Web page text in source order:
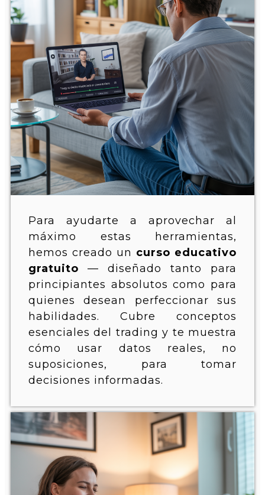
Para ayudarte a aprovechar al
máximo estas herramientas,
hemos creado un curso educativo
gratuito — diseñado tanto para
principiantes absolutos como para
quienes desean perfeccionar sus
habilidades. Cubre conceptos
esenciales del trading y te muestra
cómo usar datos reales, no
suposiciones, para tomar
decisiones informadas.